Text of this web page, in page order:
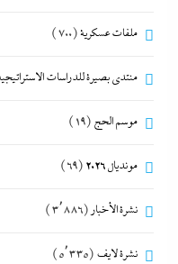
ملفات عسكرية(700)
منتدى بصيرة للدراسات
موسم الحج (19)
مونديال 2026 (69)
نشرة الأخبار (3٬886)
نشرة لايف (5٬335)